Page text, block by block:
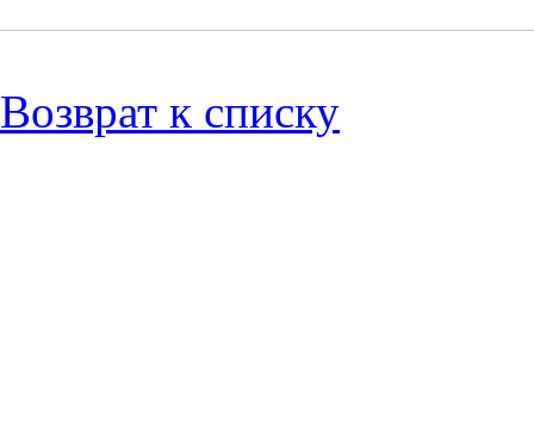
Возврат к списку